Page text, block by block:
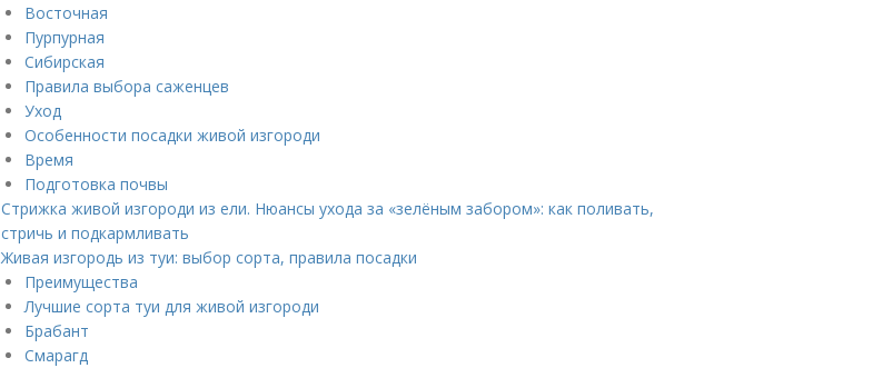
Восточная
Пурпурная
Сибирская
Правила выбора саженцев
Уход
Особенности посадки живой изгороди
Время
Подготовка почвы
Стрижка живой изгороди из ели. Нюансы ухода за «зелёным забором»: как поливать,
стричь и подкармливать
Живая изгородь из туи: выбор сорта, правила посадки
Преимущества
Лучшие сорта туи для живой изгороди
Брабант
Смарагд